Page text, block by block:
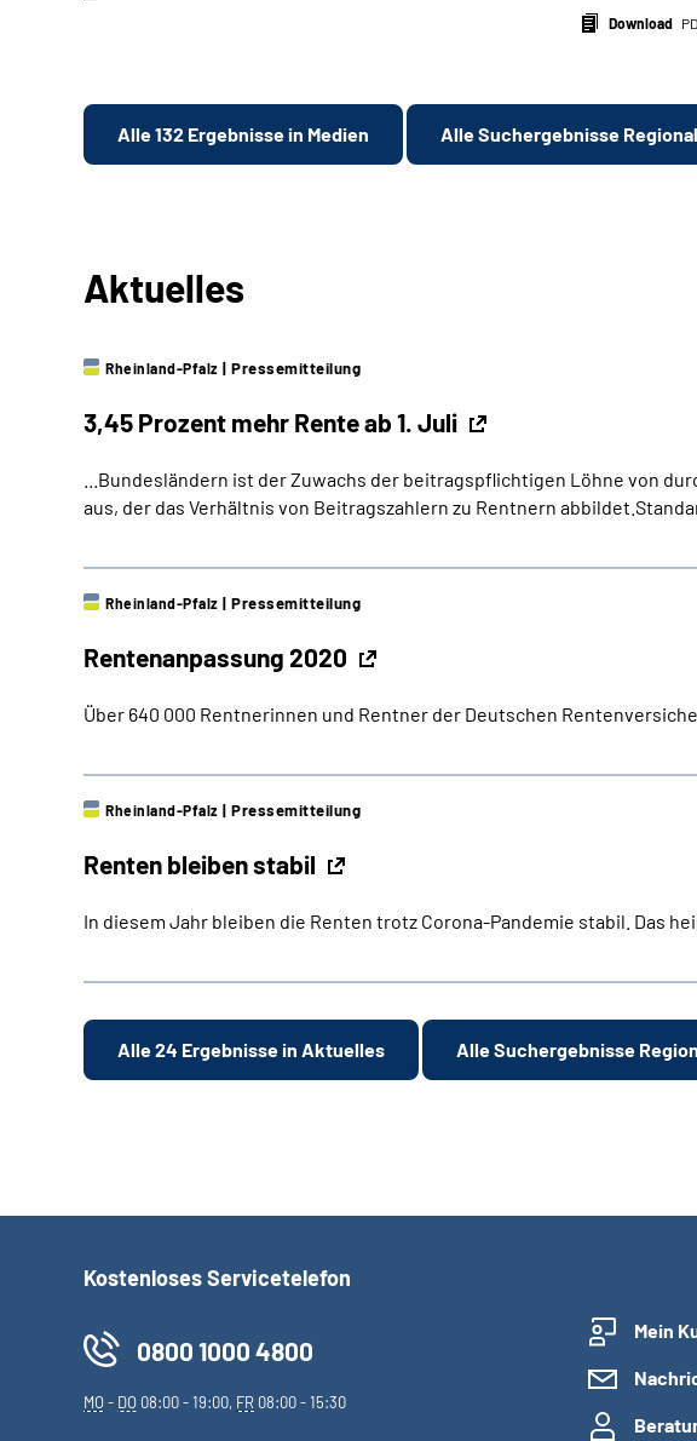
Download
Alle 132 Ergebnisse in Medien Alle Suchergebnisse Regional
Aktuelles
3,45 Prozent mehr Rente ab 1. Juli
Rheinland-Pfalz | Pressemitteilung
...Bundesländern ist der Zuwachs der beitragspflichtigen Löhne von
aus, der das Verhältnis von Beitragszahlern zu Rentnern
Rentenanpassung 2020
Rheinland-Pfalz | Pressemitteilung
Über 640 000 Rentnerinnen und Rentner der Deutschen
Renten bleiben stabil
Rheinland-Pfalz | Pressemitteilung
In diesem Jahr bleiben die Renten trotz Corona-Pandemie stabil. Das
Alle 24 Ergebnisse in Aktuelles Alle Suchergebnisse
Kostenloses Servicetelefon
0800 1000 4800
MO- DO 08:00 - 19:00, FR 08:00 - 15:30
Mein